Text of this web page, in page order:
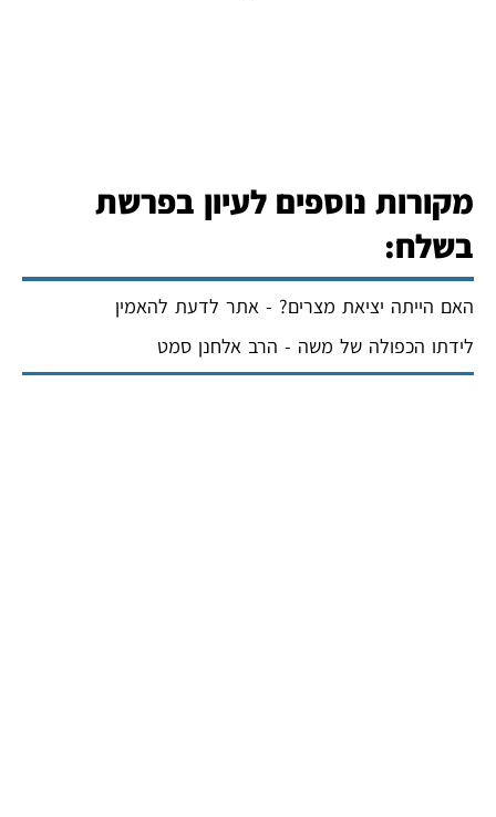
מקורות נוספים לעיון בפרשת
בשלח:
האם הייתה יציאת מצרים? - אתר לדעת להאמין
לידתו הכפולה של משה - הרב אלחנן סמט